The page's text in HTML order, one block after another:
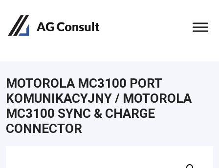
MOTOROLA MC3100 PORT
KOMUNIKACYJNY / MOTOROLA
MC3100 SYNC & CHARGE
CONNECTOR